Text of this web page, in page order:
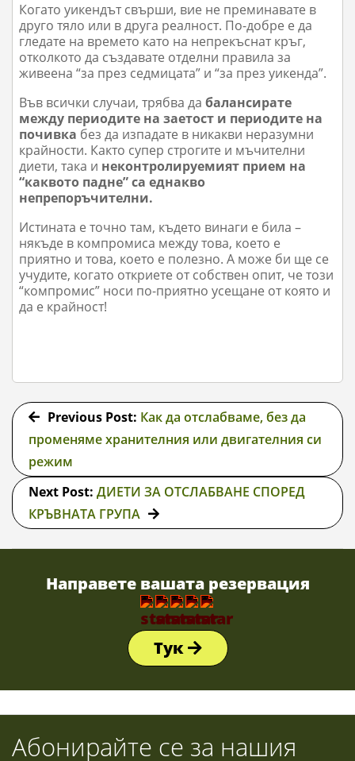
Когато уикендът свърши, вие не преминавате в
друго тяло или в друга реалност. По-добре е да
гледате на времето като на непрекъснат кръг,
отколкото да създавате отделни правила за
живеена “за през седмицата” и “за през уикенда”.
Във всички случаи, трябва дабалансирате
между периодите на заетост и периодите на
почивка без да изпадате в никакви неразумни
крайности. Както супер строгите и мъчителни
диети, така и неконтролируемият прием на
“каквото падне” са еднакво
непрепоръчителни.
Истината е точно там, където винаги е била –
някъде в компромиса между това, което е
приятно и това, което е полезно. А може би ще се
учудите, когато откриете от собствен опит, че този
“компромис” носи по-приятно усещане от която и
да е крайност!
04-
Previous Post: Как да отслабваме, без да
променяме хранителния или двигателния си
режим
Next Post: ДИЕТИ ЗА ОТСЛАБВАНЕ СПОРЕД
КРЪВНАТА ГРУПА
Направете вашата резервация
Тук
Абонирайте се за нашия